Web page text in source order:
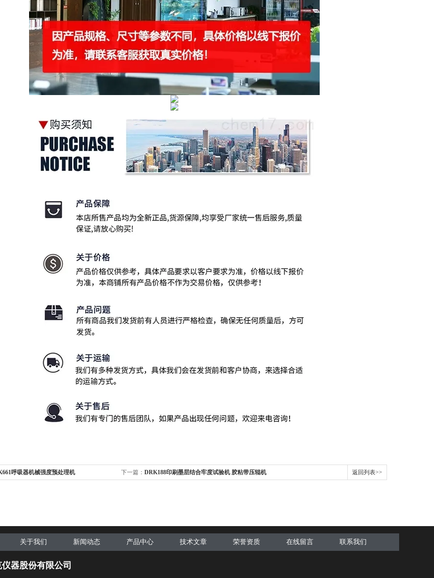
呼吸器机械强度预处理机 下一篇： DRK188印刷墨层结合牢度试验机 胶粘带压辊机 返回列表>>
关于我们 新闻动态 产品中心 技术文章 荣誉资质 在线留言 联系我们
器股份有限公司